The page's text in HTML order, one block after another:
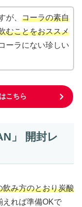
が、 コーラの素自
むことをおススメ
ーラにない珍しい
こちら
」 開封レ
飲み方のとおり炭酸
えれば準備OKで